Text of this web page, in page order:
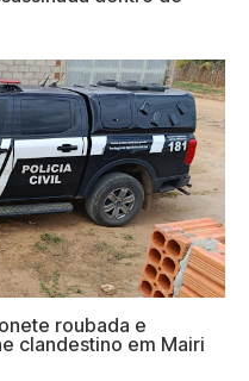
roubada e
clandestino em Mairi